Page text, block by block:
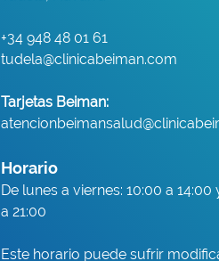
+34 948 48 01 61
tudela@clinicabeiman.com
Tarjetas Beiman:
Horario
De lunes a viernes: 10:00 a 14:00
a 21:00
Este horario puede sufrir